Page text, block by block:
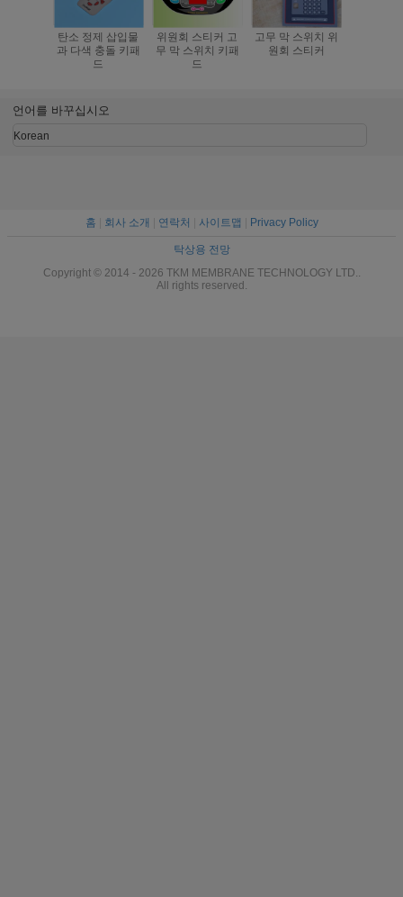
탄소 정제 삽입물
과 다색 충돌 키패
드
위원회 스티커 고
무 막 스위치 키패
드
고무 막 스위치 위
원회 스티커
언어를 바꾸십시오
Korean
홈 회사 소개 연락처 사이트맵 Privacy Policy
탁상용 전망
Copyright © 2014 - 2026 TKM MEMBRANE TECHNOLOGY LTD..
All rights reserved.